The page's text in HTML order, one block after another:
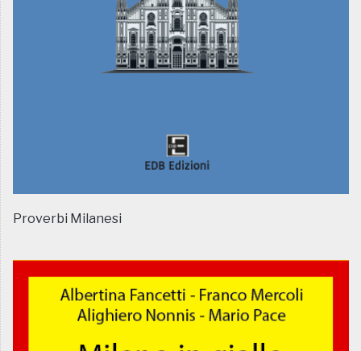
Proverbi Milanesi